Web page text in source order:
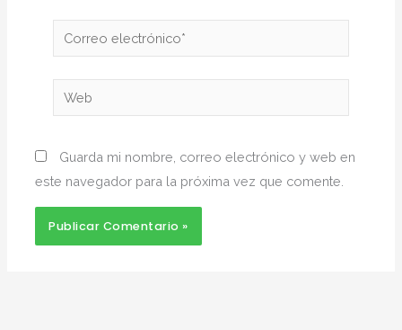
Correo
electrónico*
Web
Guarda mi nombre, correo electrónico y web en
este navegador para la próxima vez que comente.